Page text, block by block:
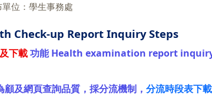
單位：學生事務處
Check-up Report Inquiry Steps
下載功能 Health examination report
及網頁查詢品質，採分流機制， 分流時段表下載